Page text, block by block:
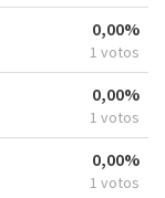
0,00%
1 votos
0,00%
1 votos
0,00%
1 votos